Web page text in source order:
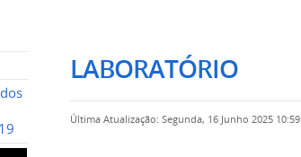
LABORATÓRIO
Última Atualização: Segunda, 16 Junho 2025 10:59